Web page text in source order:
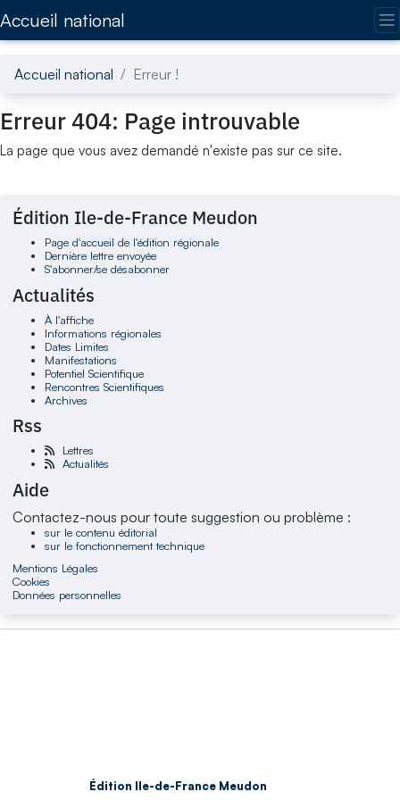
Accueil national
Accueil national Erreur !
Erreur 404: Page introuvable
La page que vous avez demandé n'existe pas sur ce site.
Édition Ile-de-France Meudon
Page d'accueil de l'édition régionale
Dernière lettre envoyée
S'abonner/se désabonner
Actualités
À l'affiche
Informations régionales
Dates Limites
Manifestations
Potentiel Scientifique
Rencontres Scientifiques
Archives
Rss
Lettres
Actualités
Aide
Contactez-nous pour toute suggestion ou problème :
sur le contenu éditorial
sur le fonctionnement technique
Mentions Légales
Cookies
Données personnelles
Édition Ile-de-France Meudon